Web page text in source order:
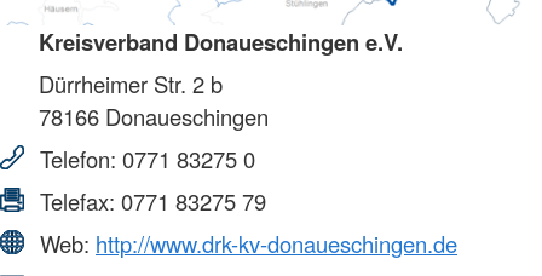
Kreisverband Donaueschingen e.V.
Dürrheimer Str. 2 b
78166 Donaueschingen
Telefon: 0771 83275 0
Telefax: 0771 83275 79
Web: http://www.drk-kv-donaueschingen.de